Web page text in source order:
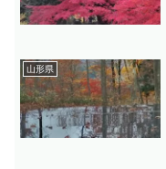
山形県